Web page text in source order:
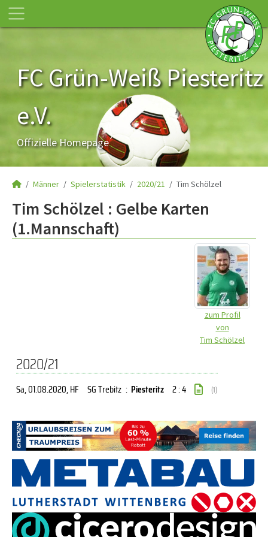
FC Grün-Weiß Piesteritz
e.V.
Offizielle Homepage
Männer Spielerstatistik 2020/21 Tim Schölzel
Tim Schölzel : Gelbe Karten
(1.Mannschaft)
zum Profil
von
Tim Schölzel
2020/21
Sa, 01.08.2020, HF SG Trebitz : Piesteritz 2 : 4 (1)